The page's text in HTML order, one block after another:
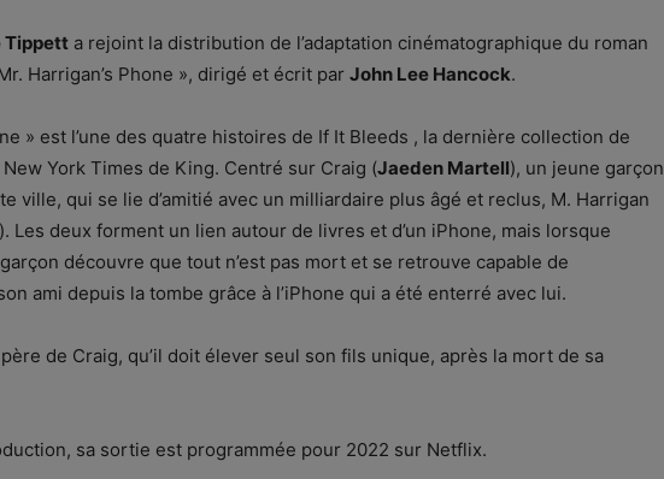
Tippett a rejoint la distribution de l’adaptation cinématographique du roman
Harrigan’s Phone », dirigé et écrit par John Lee Hancock.
» est l’une des quatre histoires de If It Bleeds , la dernière collection de
York Times de King. Centré sur Craig (Jaeden Martell), un jeune garçon
ville, qui se lie d’amitié avec un milliardaire plus âgé et reclus, M. Harrigan
). Les deux forment un lien autour de livres et d’un iPhone, mais lorsque
découvre que tout n’est pas mort et se retrouve capable de
ami depuis la tombe grâce à l’iPhone qui a été enterré avec lui.
de Craig, qu’il doit élever seul son fils unique, après la mort de sa
sa sortie est programmée pour 2022 sur Netflix.